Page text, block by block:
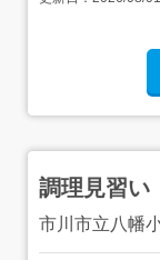
調理見習い
市川市立八幡